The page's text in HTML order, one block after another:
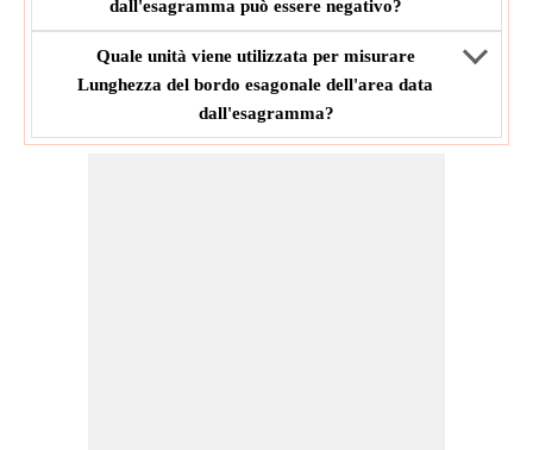
dall'esagramma può essere negativo?
Quale unità viene utilizzata per misurare
Lunghezza del bordo esagonale dell'area data
dall'esagramma?